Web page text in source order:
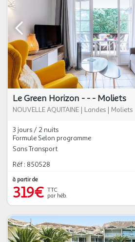
Le Green Horizon - - - Moliets
NOUVELLE AQUITAINE | Landes | Moliets
3 jours / 2 nuits
Formule Selon programme
Sans Transport
Réf : 850528
à partir de
319€ TTC
par héb.